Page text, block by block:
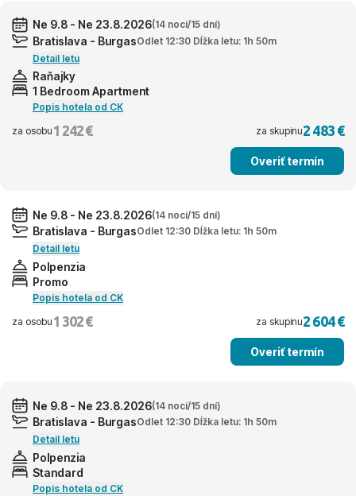
Ne 9.8 - Ne 23.8.2026(14 nocí/15 dní)
Bratislava - BurgasOdlet 12:30 Dĺžka letu: 1h 50m
Detail letu
Raňajky
1 Bedroom Apartment
Popis hotela od CK
za osobu 1 242 € za skupinu2 483 €
Overiť termín
Ne 9.8 - Ne 23.8.2026(14 nocí/15 dní)
Bratislava - BurgasOdlet 12:30 Dĺžka letu: 1h 50m
Detail letu
Polpenzia
Promo
Popis hotela od CK
za osobu 1 302 € za skupinu2 604 €
Overiť termín
Ne 9.8 - Ne 23.8.2026(14 nocí/15 dní)
Bratislava - BurgasOdlet 12:30 Dĺžka letu: 1h 50m
Detail letu
Polpenzia
Standard
Popis hotela od CK